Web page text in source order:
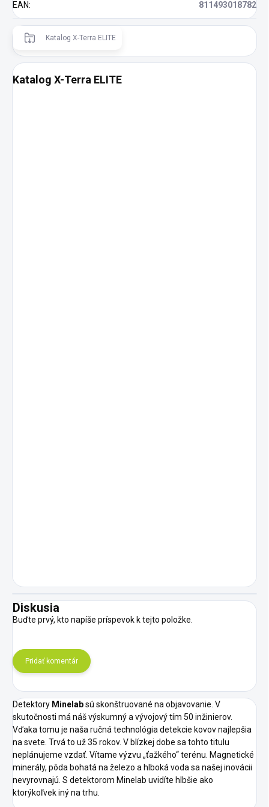
EAN: 811493018782
Katalog X-Terra ELITE
Katalog X-Terra ELITE
Diskusia
Buďte prvý, kto napíše príspevok k tejto položke.
Pridať komentár
Detektory Minelabsú skonštruované na objavovanie. V
skutočnosti má náš výskumný a vývojový tím 50 inžinierov.
Vďaka tomu je naša ručná technológia detekcie kovov najlepšia
na svete. Trvá to už 35 rokov. V blízkej dobe sa tohto titulu
neplánujeme vzdať. Vítame výzvu „ťažkého“ terénu. Magnetické
minerály, pôda bohatá na železo a hlboká voda sa našej inovácii
nevyrovnajú. S detektorom Minelab uvidíte hlbšie ako
ktorýkoľvek iný na trhu.